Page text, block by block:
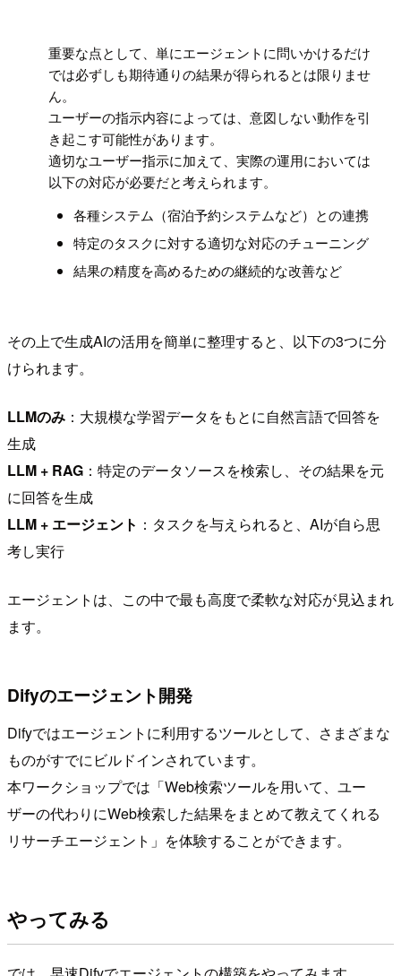
重要な点として、単にエージェントに問いかけるだけ
では必ずしも期待通りの結果が得られるとは限りませ
ん。
ユーザーの指示内容によっては、意図しない動作を引
き起こす可能性があります。
適切なユーザー指示に加えて、実際の運用においては
以下の対応が必要だと考えられます。
各種システム（宿泊予約システムなど）との連携
特定のタスクに対する適切な対応のチューニング
結果の精度を高めるための継続的な改善など
その上で生成AIの活用を簡単に整理すると、以下の3つに分
けられます。
LLMのみ ：大規模な学習データをもとに自然言語で回答を
生成
LLM + RAG ：特定のデータソースを検索し、その結果を元
に回答を生成
LLM + エージェント ：タスクを与えられると、AIが自ら思
考し実行
エージェントは、この中で最も高度で柔軟な対応が見込まれ
ます。
Difyのエージェント開発
Difyではエージェントに利用するツールとして、さまざまな
ものがすでにビルドインされています。
本ワークショップでは「Web検索ツールを用いて、ユー
ザーの代わりにWeb検索した結果をまとめて教えてくれる
リサーチエージェント」を体験することができます。
やってみる